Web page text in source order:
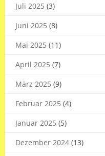
Juli 2025 (3)
Juni 2025 (8)
Mai 2025 (11)
April 2025 (7)
März 2025 (9)
Februar 2025 (4)
Januar 2025 (5)
Dezember 2024(13)